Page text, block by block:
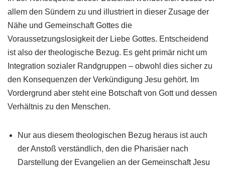
allem den Sündern zu und illustriert in dieser Zusage der
Nähe und Gemeinschaft Gottes die
Voraussetzungslosigkeit der Liebe Gottes. Entscheidend
ist also der theologische Bezug. Es geht primär nicht um
Integration sozialer Randgruppen – obwohl dies sicher zu
den Konsequenzen der Verkündigung Jesu gehört. Im
Vordergrund aber steht eine Botschaft von Gott und dessen
Verhältnis zu den Menschen.
Nur aus diesem theologischen Bezug heraus ist auch
der Anstoß verständlich, den die Pharisäer nach
Darstellung der Evangelien an der Gemeinschaft Jesu